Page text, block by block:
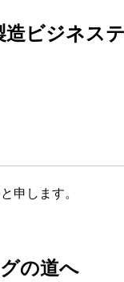
ビジネ
申します。
の道へ